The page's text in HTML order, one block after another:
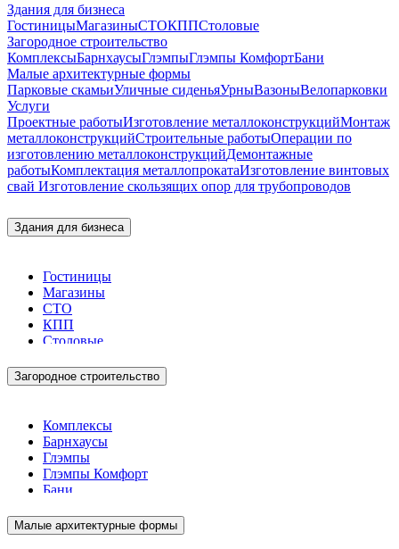
Здания для бизнеса
ГостиницыМагазиныСТОКППСтоловые
Загородное строительство
КомплексыБарнхаусыГлэмпыГлэмпы КомфортБани
Малые архитектурные формы
Парковые скамьиУличные сиденьяУрныВазоныВелопарковки
Услуги
Проектные работыИзготовление металлоконструкцийМонтаж
металлоконструкцийСтроительные работыОперации по
изготовлению металлоконструкцийДемонтажные
работыКомплектация металлопрокатаИзготовление винтовых
свай Изготовление скользящих опор для трубопроводов
Здания для бизнеса
Гостиницы
Магазины
СТО
КПП
Столовые
Загородное строительство
Комплексы
Барнхаусы
Глэмпы
Глэмпы Комфорт
Бани
Малые архитектурные формы